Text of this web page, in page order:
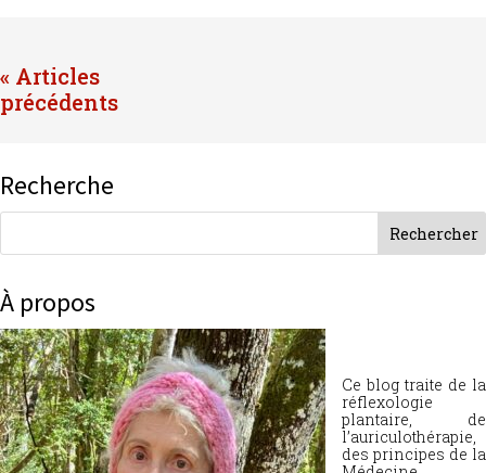
« Entrées précédentes
Recherche
À propos
Ce blog traite de la
réflexologie
plantaire, de
l’auriculothérapie,
des principes de la